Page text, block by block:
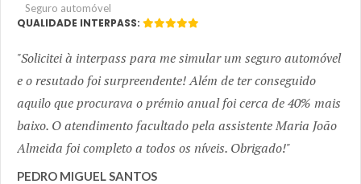
Seguro automóvel
QUALIDADE INTERPASS:
Solicitei à interpass para me simular um seguro automóvel
e o resutado foi surpreendente! Além de ter conseguido
aquilo que procurava o prémio anual foi cerca de 40% mais
baixo. O atendimento facultado pela assistente Maria João
Almeida foi completo a todos os níveis. Obrigado!
PEDRO MIGUEL SANTOS